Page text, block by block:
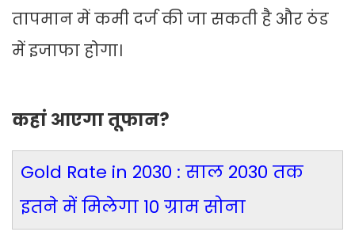
तापमान में कमी दर्ज की जा सकती है और ठंड
में इजाफा होगा।
कहां आएगा तूफान?
Gold Rate in 2030 : साल 2030 तक
इतने में मिलेगा 10 ग्राम सोना